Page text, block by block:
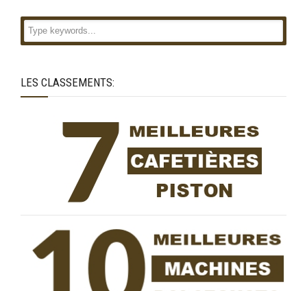
LES CLASSEMENTS: